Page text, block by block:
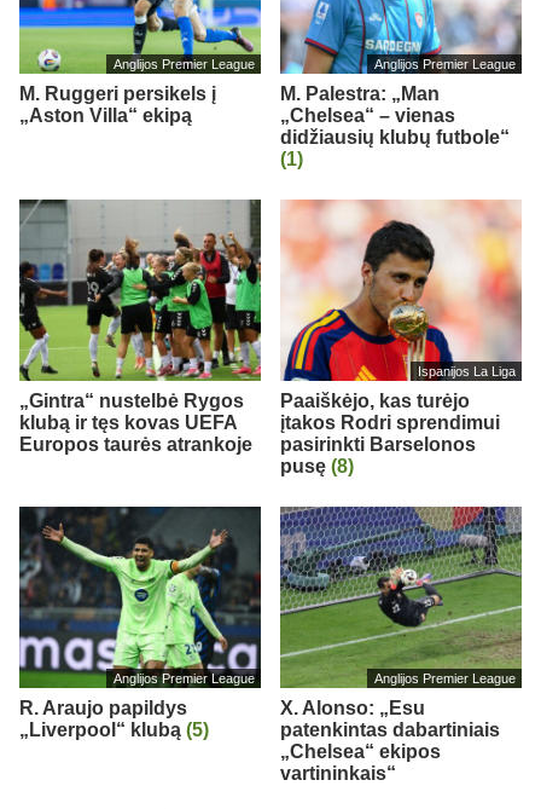
Anglijos Premier League
M. Ruggeri persikels į
„Aston Villa“ ekipą
Anglijos Premier League
M. Palestra: „Man
„Chelsea“ – vienas
didžiausių klubų futbole“
(1)
„Gintra“ nustelbė Rygos
klubą ir tęs kovas UEFA
Europos taurės atrankoje
Ispanijos La Liga
Paaiškėjo, kas turėjo
įtakos Rodri sprendimui
pasirinkti Barselonos
pusę (8)
Anglijos Premier League
R. Araujo papildys
„Liverpool“ klubą (5)
Anglijos Premier League
X. Alonso: „Esu
patenkintas dabartiniais
„Chelsea“ ekipos
vartininkais“